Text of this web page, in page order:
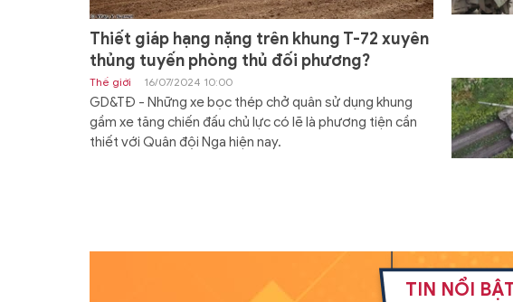
Thiết giáp hạng nặng trên khung T-72 xuyên
thủng tuyến phòng thủ đối phương?
Thế giới 16/07/2024 10:00
GD&TĐ - Những xe bọc thép chở quân sử dụng khung
gầm xe tăng chiến đấu chủ lực có lẽ là phương tiện cần
thiết với Quân đội Nga hiện nay.
TIN NỔI